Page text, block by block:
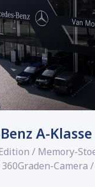
A-Klasse
/ Memory-
Camera